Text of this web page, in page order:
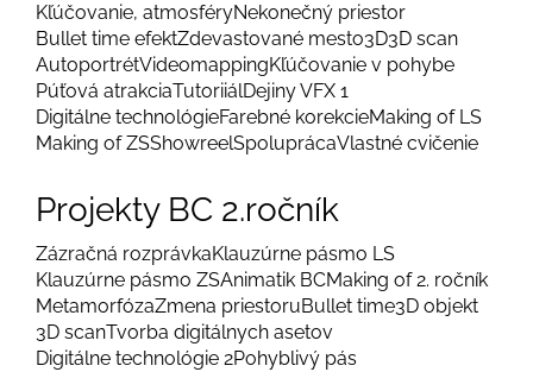
Kľúčovanie, atmosféryNekonečný priestor
Bullet time efektZdevastované mesto3D3D scan
AutoportrétVideomappingKľúčovanie v pohybe
Púťová atrakciaTutoriiálDejiny VFX 1
Digitálne technológieFarebné korekcieMaking of LS
Making of ZSShowreelSpoluprácaVlastné cvičenie
Projekty BC 2.ročník
Zázračná rozprávkaKlauzúrne pásmo LS
Klauzúrne pásmo ZSAnimatik BCMaking of 2. ročník
MetamorfózaZmena priestoruBullet time3D objekt
3D scanTvorba digitálnych asetov
Digitálne technológie 2Pohyblivý pás